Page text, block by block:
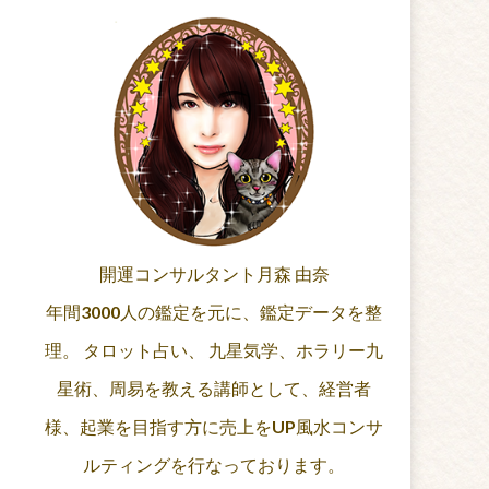
開運コンサルタント月森 由奈
年間3000人の鑑定を元に、鑑定データを整
理。 タロット占い、 九星気学、ホラリー九
星術、周易を教える講師として、経営者
様、起業を目指す方に売上をUP風水コンサ
ルティングを行なっております。